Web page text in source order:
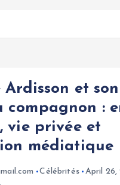
Ardisson et son
compagnon :
vie privée et
médiatique
Célébrités
April 26,